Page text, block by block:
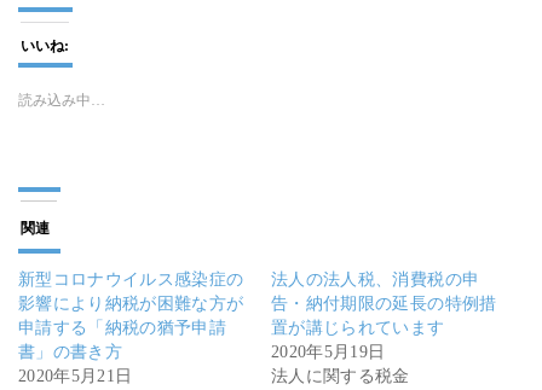
いいね:
読み込み中…
関連
新型コロナウイルス感染症の
影響により納税が困難な方が
申請する「納税の猶予申請
書」の書き方
2020年5月21日
法人の法人税、消費税の申
告・納付期限の延長の特例措
置が講じられています
2020年5月19日
法人に関する税金